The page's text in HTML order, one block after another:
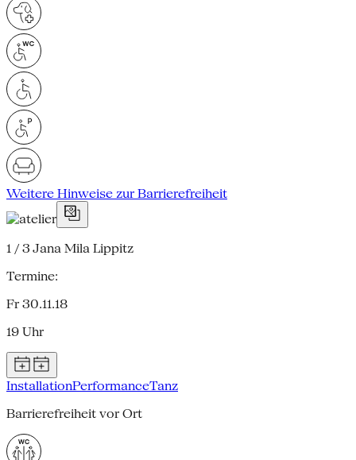
Weitere Hinweise zur Barrierefreiheit
1 / 3 Jana Mila Lippitz
Termine:
Fr 30.11.18
19 Uhr
InstallationPerformanceTanz
Barrierefreiheit vor Ort